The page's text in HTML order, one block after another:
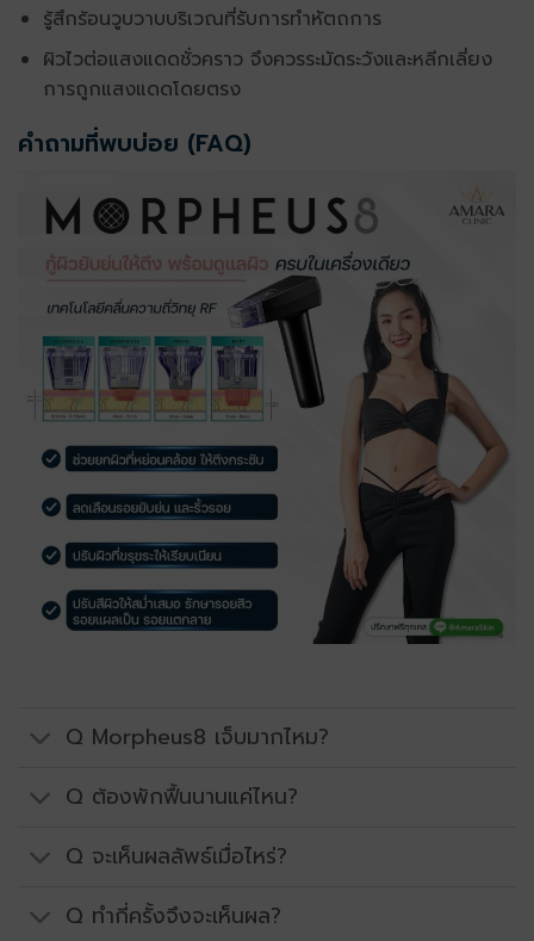
รู้สึกร้อนวูบวาบบริเวณที่รับการทำหัตถการ
ผิวไวต่อแสงแดดชั่วคราว จึงควรระมัดระวังและหลีกเลี่ยง
การถูกแสงแดดโดยตรง
คำถามที่พบบ่อย (FAQ)
Q Morpheus8 เจ็บมากไหม?
Q ต้องพักฟื้นนานแค่ไหน?
Q จะเห็นผลลัพธ์เมื่อไหร่?
Q ทำกี่ครั้งจึงจะเห็นผล?